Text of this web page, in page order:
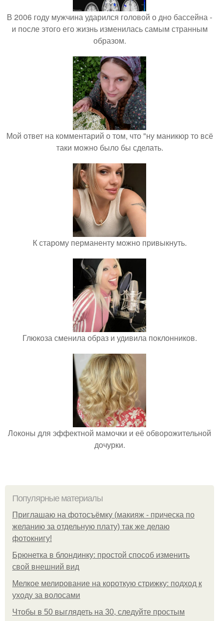
В 2006 году мужчина ударился головой о дно бассейна -
и после этого его жизнь изменилась самым странным
образом.
Мой ответ на комментарий о том, что "ну маникюр то всё
таки можно было бы сделать.
К старому перманенту можно привыкнуть.
Глюкоза сменила образ и удивила поклонников.
Локоны для эффектной мамочки и её обворожительной
дочурки.
Популярные материалы
Приглашаю на фотосъёмку (макияж - прическа по
желанию за отдельную плату) так же делаю
фотокнигу!
Брюнетка в блондинку: простой способ изменить
свой внешний вид
Мелкое мелирование на короткую стрижку: подход к
уходу за волосами
Чтобы в 50 выглядеть на 30, следуйте простым